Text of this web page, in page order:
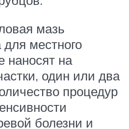
мазь
местного
наносят на
один или два
процедур
болезни и